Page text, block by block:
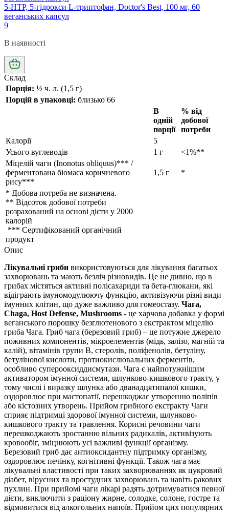
5-HTP, 5-гідрокси L-триптофан, Doctor's Best, 100 мг, 60
веганських капсул
9
В наявності
Склад
Порція: ½ ч. л. (1,5 г)
Порцій в упаковці: близько 66
В
одній
порції
% від
добової
потреби
Калорії
5
Усього вуглеводів
1 г
<1%**
Міцелій чаги (Inonotus obliquus)*** /
ферментована біомаса коричневого
рису***
1,5 г *
* Добова потреба не визначена.
** Відсоток добової потреби
розрахований на основі дієти у 2000
калорій
​ *** Сертифікований органічний
продукт
Опис
Лікувальні гриби використовуються для лікування багатьох
захворювань та мають безліч різновидів. Це не дивно, що в
грибах містяться активні полісахариди та бета-глюкани, які
відіграють імуномодулюючу функцію, активізуючи різні види
імунних клітин, що дуже важливо для гомеостазу. Чага,
Chaga, Host Defense, Mushrooms - це харчова добавка у формі
веганського порошку безглютенового з екстрактом міцелію
гриба Чага. Гриб чага (березовий гриб) – це потужне джерело
поживних компонентів, мікроелементів (мідь, залізо, магній та
калій), вітамінів групи В, стеролів, поліфенолів, бетуліну,
бетулінової кислоти, протиокислювальних ферментів,
особливо суперооксиддисмутази. Чага є найпотужнішим
активатором імунної системи, шлунково-кишкового тракту, у
тому числі і виразку шлунка або дванадцятипалої кишки,
оздоровлює при мастопатії, перешкоджає утворенню поліпів
або кістозних утворень. Прийом грибного екстракту Чаги
сприяє підтримці здорової імунної системи, шлунково-
кишкового тракту та травлення. Корисні речовини чаги
перешкоджають зростанню вільних радикалів, активізують
кровообіг, зміцнюють усі важливі функції організму.
Березовий гриб дає антиоксидантну підтримку організму,
оздоровлює печінку, когнітивні функції. Також чага має
лікувальні властивості при таких захворюваннях як цукровий
діабет, вірусних та простудних захворювань та навіть ракових
пухлин. При прийомі чаги лікарі радять дотримуватися певної
дієти, виключити з раціону жирне, солодке, солоне, гостре та
відмовитися від алкогольних напоїв. Прийом цих популярних